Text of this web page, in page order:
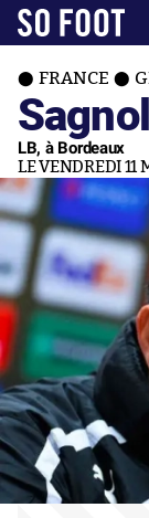
FRANCE
LB, à Bordeaux
LE VENDREDI 11